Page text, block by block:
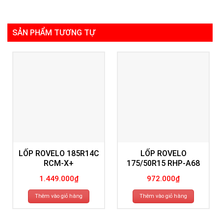
SẢN PHẨM TƯƠNG TỰ
LỐP ROVELO 185R14C
RCM-X+
1.449.000₫
Thêm vào giỏ hàng
LỐP ROVELO
175/50R15 RHP-A68
972.000₫
Thêm vào giỏ hàng